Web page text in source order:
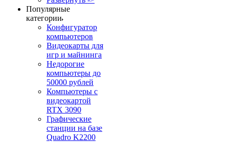
Популярные
категории
Конфигуратор
компьютеров
Видеокарты для
игр и майнинга
Недорогие
компьютеры до
50000 рублей
Компьютеры с
видеокартой
RTX 3090
Графические
станции на базе
Quadro K2200